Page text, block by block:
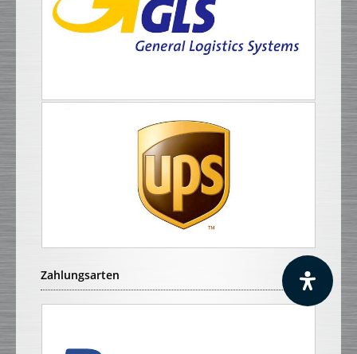
Zahlungsarten